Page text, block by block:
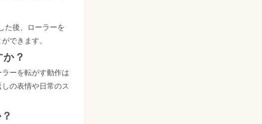
た後、ローラーを
できます。
？
ーを転がす動作は
の表情や日常のス